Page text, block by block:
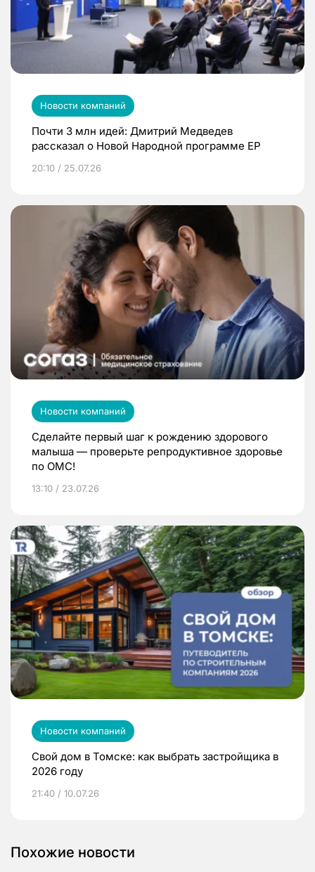
Новости компаний
Почти 3 млн идей: Дмитрий Медведев
рассказал о Новой Народной программе ЕР
20:10 / 25.07.26
Новости компаний
Сделайте первый шаг к рождению здорового
малыша — проверьте репродуктивное здоровье
по ОМС!
13:10 / 23.07.26
Новости компаний
Свой дом в Томске: как выбрать застройщика в
2026 году
21:40 / 10.07.26
Похожие новости